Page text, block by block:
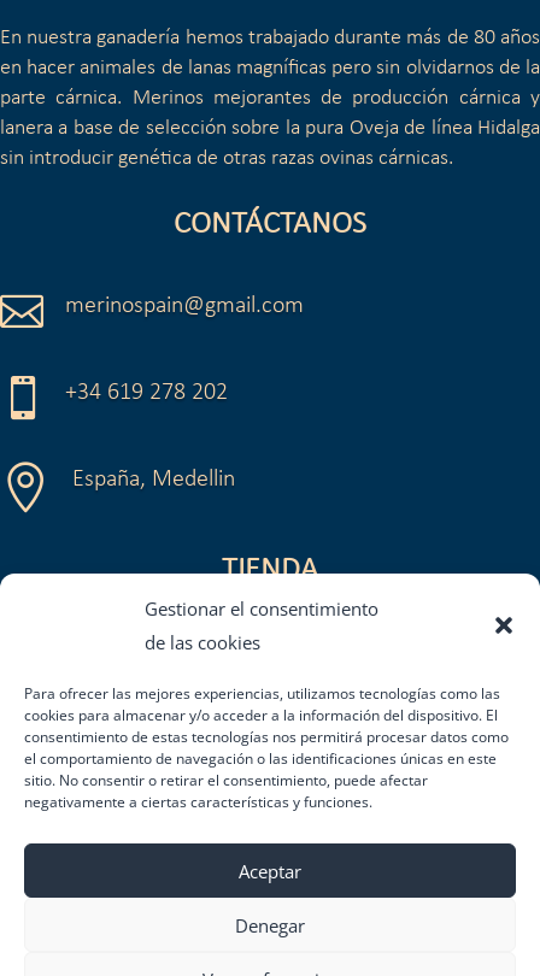
Gestionar el consentimiento
de las cookies
Para ofrecer las mejores experiencias, utilizamos tecnologías como las
cookies para almacenar y/o acceder a la información del dispositivo. El
consentimiento de estas tecnologías nos permitirá procesar datos como
el comportamiento de navegación o las identificaciones únicas en este
sitio. No consentir o retirar el consentimiento, puede afectar
negativamente a ciertas características y funciones.
Aceptar
Denegar
En nuestra ganadería hemos trabajado durante más de 80 años
en hacer animales de lanas magníficas pero sin olvidarnos de la
parte cárnica. Merinos mejorantes de producción cárnica y
lanera a base de selección sobre la pura Oveja de línea Hidalga
sin introducir genética de otras razas ovinas cárnicas.
CONTÁCTANOS
 merinospain@gmail.com
 +34 619 278 202
 España, Medellin
TIENDA
Condiciones Generales de Venta
Política de devoluciones o reembolsos
Política de envíos y entregas